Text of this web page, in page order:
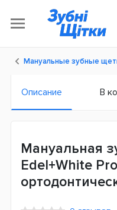
Мануальные зубные
Описание В
Мануальная
Edel+White